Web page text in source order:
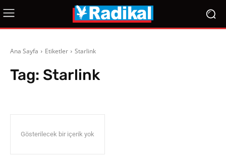
Ana Sayfa Etiketler Starlink
Tag: Starlink
Gösterilecek bir içerik yok